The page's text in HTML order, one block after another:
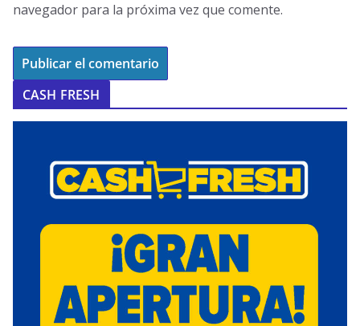
navegador para la próxima vez que comente.
CASH FRESH